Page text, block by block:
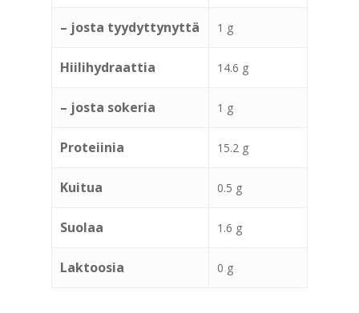
– josta tyydyttynyttä 1 g
Hiilihydraattia 14.6 g
– josta sokeria 1 g
Proteiinia 15.2 g
Kuitua 0.5 g
Suolaa 1.6 g
Laktoosia 0 g